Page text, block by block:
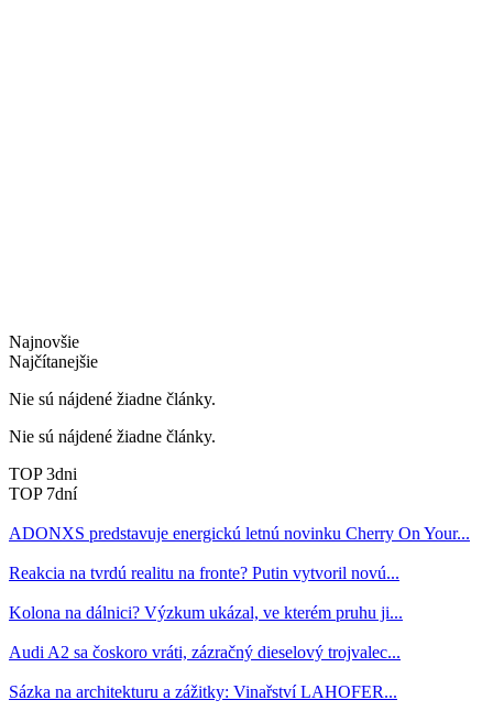
Najnovšie
Najčítanejšie
Nie sú nájdené žiadne články.
Nie sú nájdené žiadne články.
TOP 3dni
TOP 7dní
ADONXS predstavuje energickú letnú novinku Cherry On Your...
Reakcia na tvrdú realitu na fronte? Putin vytvoril novú...
Kolona na dálnici? Výzkum ukázal, ve kterém pruhu ji...
Audi A2 sa čoskoro vráti, zázračný dieselový trojvalec...
Sázka na architekturu a zážitky: Vinařství LAHOFER...